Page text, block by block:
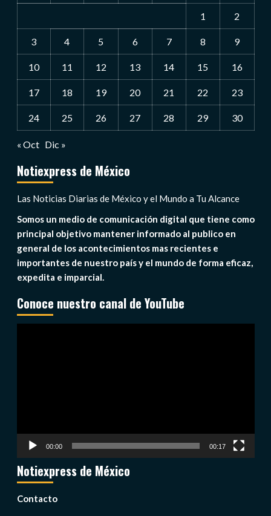
1 2
3 4 5 6 7 8 9
10 11 12 13 14 15 16
17 18 19 20 21 22 23
24 25 26 27 28 29 30
« Oct Dic »
Notiexpress de México
Las Noticias Diarias de México y el Mundo a Tu Alcance
Somos un medio de comunicación digital que tiene como
principal objetivo mantener informado al publico en
general de los acontecimientos mas recientes e
importantes de nuestro país y el mundo de forma eficaz,
expedita e imparcial.
Conoce nuestro canal de YouTube
00:00 00:17
Notiexpress de México
Contacto